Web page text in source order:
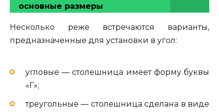
основные размеры
Несколько реже встречаются варианты,
предназначенные для установки в угол:
угловые — столешница имеет форму буквы
«Г»;
треугольные — столешница сделана в виде